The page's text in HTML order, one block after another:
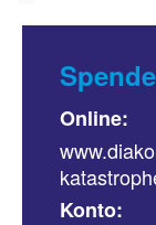
Online:
Konto: